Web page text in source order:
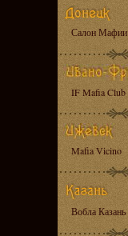
Салон Мафии
IF Mafia Club
Mafia Vicino
Вобла Казань